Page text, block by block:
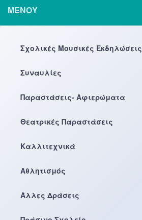
ΜΕΝΟΎ
Σχολικές Μουσικές Εκδηλώσεις
Συναυλίες
Παραστάσεις- Αφιερώματα
Θεατρικές Παραστάσεις
Καλλιτεχνικά
Αθλητισμός
Άλλες Δράσεις